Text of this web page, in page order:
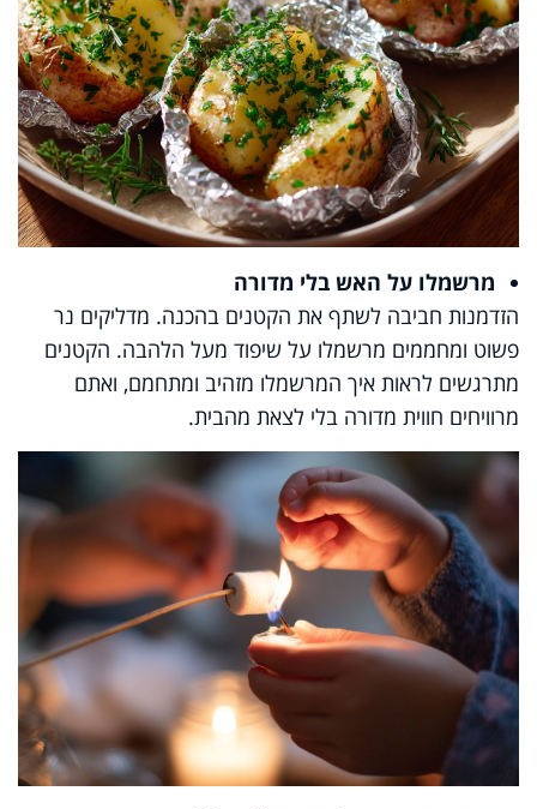
מרשמלו על האש בלי מדורה
הזדמנות חביבה לשתף את הקטנים בהכנה. מדליקים נר
פשוט ומחממים מרשמלו על שיפוד מעל הלהבה. הקטנים
מתרגשים לראות איך המרשמלו מזהיב ומתחמם, ואתם
מרוויחים חווית מדורה בלי לצאת מהבית.